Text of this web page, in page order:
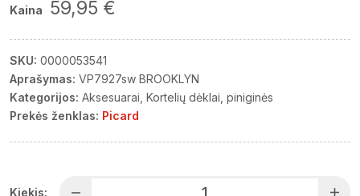
Kaina 59,95 €
SKU: 0000053541
Aprašymas: VP7927sw BROOKLYN
Kategorijos: Aksesuarai Kortelių dėklai, piniginės
Prekės ženklas: Picard
Kiekis: